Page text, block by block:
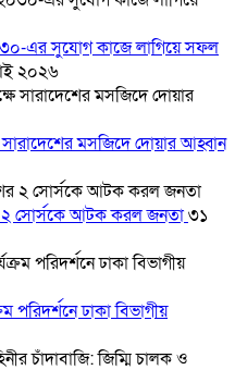
এর সুযোগ কাজে লাগিয়ে সফল
২০২৬
সারাদেশের মসজিদে দোয়ার আহ্বান
২ সোর্সকে আটক করল জনতা৩১
পরিদর্শনে ঢাকা বিভাগীয়